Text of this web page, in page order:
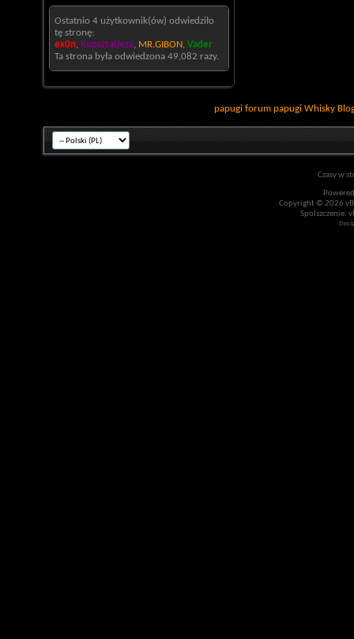
Ostatnio 4 użytkownik(ów) odwiedziło
tę stronę:
ex0n, KupsztalJeza, MR.GIBON, Vader
Ta strona była odwiedzona 49,082 razy.
papugi forum papugi Whisky
Czasy w
Copyright © 2026
Spolszczenie: